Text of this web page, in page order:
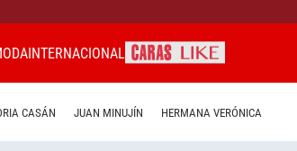
INTERNACIONAL
CASÁN JUAN MINUJÍN HERMANA VERÓNICA